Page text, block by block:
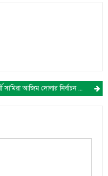
কুমিল্লা-৯ আসনে স্বতন্ত্র প্রার্থী সামিরা আজিম দোলার নির্বাচন থেকে সরে দাঁড়ানো ঘোষণা।